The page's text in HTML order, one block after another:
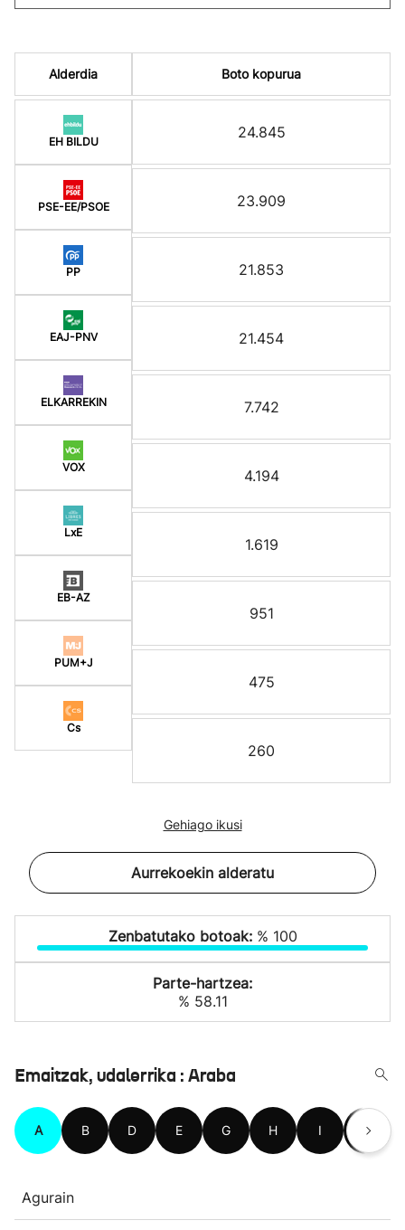
Alderdia
EH BILDU
PSE-EE/PSOE
PP
EAJ-PNV
ELKARREKIN
VOX
LxE
EB-AZ
PUM+J
Cs
Boto kopurua
24.845
23.909
21.853
21.454
7.742
4.194
1.619
951
475
260
Gehiago ikusi
Aurrekoekin alderatu
Zenbatutako botoak: % 100
Parte-hartzea:
% 58.11
Emaitzak, udalerrika : Araba
A B D E G H I K
Agurain